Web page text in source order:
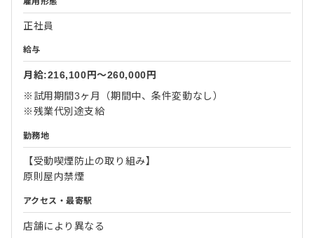
正社員
給与
月給:216,100円〜260,000円
※試用期間3ヶ月（期間中、条件変動なし）
※残業代別途支給
勤務地
【受動喫煙防止の取り組み】
原則屋内禁煙
アクセス・最寄駅
店舗により異なる